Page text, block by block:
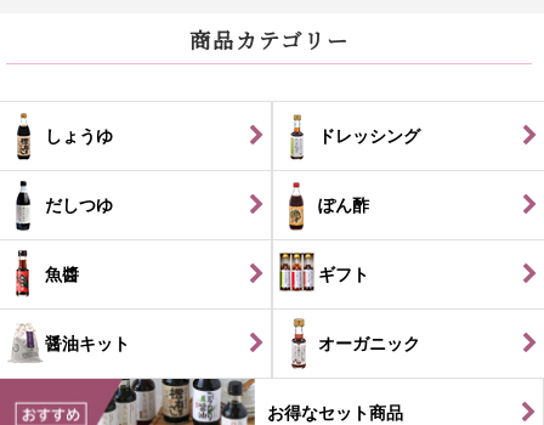
商品カテゴリー
しょうゆ ドレッシング
だしつゆ ぽん酢
魚醬 ギフト
醤油キット オーガニック
お得なセット商品